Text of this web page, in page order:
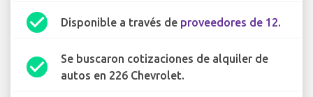
check_circle Disponible a través de proveedores de 12.
check_circle
Se buscaron cotizaciones de alquiler de
autos en 226 Chevrolet.